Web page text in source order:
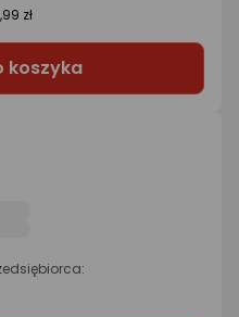
zł
koszyka